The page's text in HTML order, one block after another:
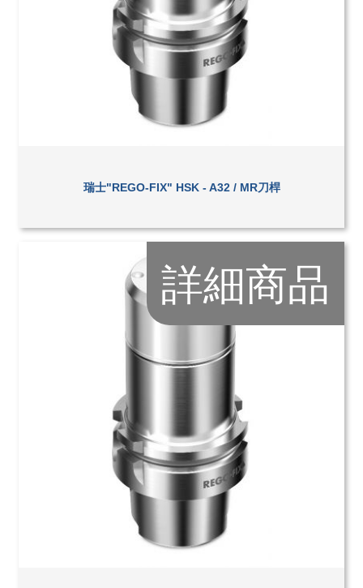
瑞士"REGO-FIX" HSK - A32 / MR刀桿
詳細商品